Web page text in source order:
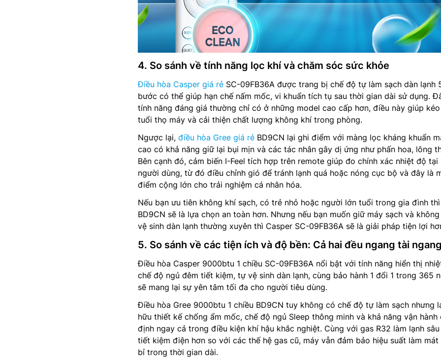
4. So sánh về tính năng lọc khí và chăm sóc sức khỏe
Điều hòa Casper giá rẻ SC-09FB36A được trang bị chế độ tự làm sạch dàn lạnh
bước có thể giúp hạn chế nấm mốc, vi khuẩn tích tụ sau thời gian dài sử dụng.
tính năng đáng giá thường chỉ có ở những model cao cấp hơn, điều này giúp
tuổi thọ máy và cải thiện chất lượng không khí trong phòng.
Ngược lại, điều hòa Gree giá rẻ BD9CN lại ghi điểm với màng lọc kháng khuẩn
cao có khả năng giữ lại bụi mịn và các tác nhân gây dị ứng như phấn hoa, lông
Bên cạnh đó, cảm biến I-Feel tích hợp trên remote giúp đo chính xác nhiệt độ
người dùng, từ đó điều chỉnh gió để tránh lạnh quá hoặc nóng cục bộ và đây là
điểm cộng lớn cho trải nghiệm cá nhân hóa.
Nếu bạn ưu tiên không khí sạch, có trẻ nhỏ hoặc người lớn tuổi trong gia đình thì
BD9CN sẽ là lựa chọn an toàn hơn. Nhưng nếu bạn muốn giữ máy sạch và
vệ sinh dàn lạnh thường xuyên thì Casper SC-09FB36A sẽ là giải pháp tiện lợi
5. So sánh về các tiện ích và độ bền: Cả hai đều ngang tài
Điều hòa Casper 9000btu 1 chiều SC-09FB36A nổi bật với tính năng hiển thị
chế độ ngủ đêm tiết kiệm, tự vệ sinh dàn lạnh, cùng bảo hành 1 đổi 1 trong 365
sẽ mang lại sự yên tâm tối đa cho người tiêu dùng.
Điều hòa Gree 9000btu 1 chiều BD9CN tuy không có chế độ tự làm sạch nhưng
hữu thiết kế chống ẩm mốc, chế độ ngủ Sleep thông minh và khả năng vận hành
định ngay cả trong điều kiện khí hậu khắc nghiệt. Cùng với gas R32 làm lạnh
tiết kiệm điện hơn so với các thế hệ gas cũ, máy vẫn đảm bảo hiệu suất làm mát
bỉ trong thời gian dài.